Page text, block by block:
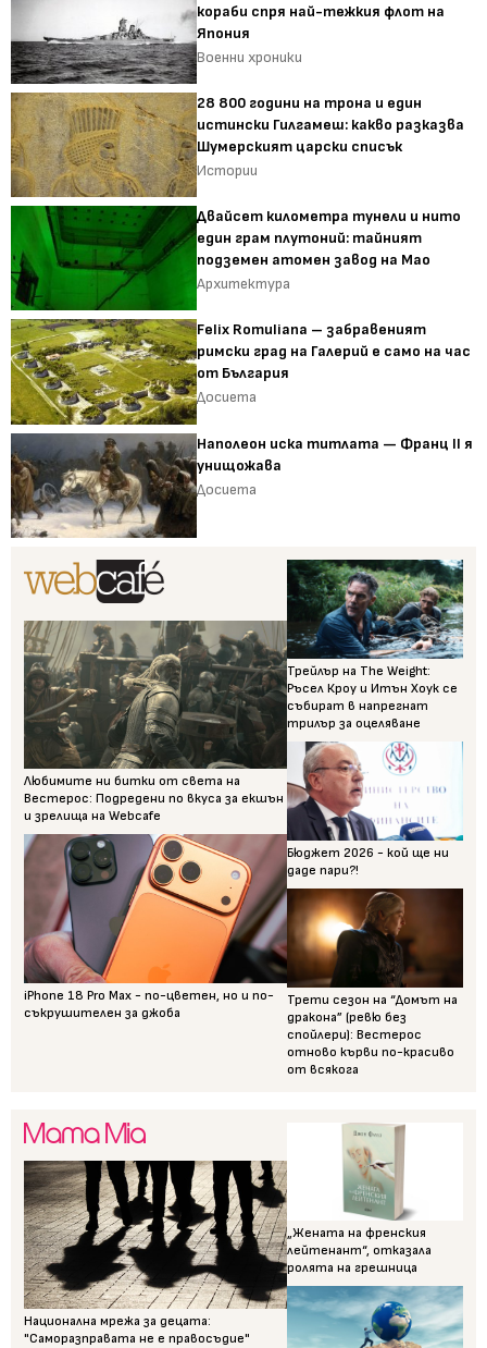
кораби спря най-тежкия флот на
Япония
Военни хроники
28 800 години на трона и един
истински Гилгамеш: какво разказва
Шумерският царски списък
Истории
Двайсет километра тунели и нито
един грам плутоний: тайният
подземен атомен завод на Мао
Архитектура
Felix Romuliana – забравеният
римски град на Галерий е само на час
от България
Досиета
Наполеон иска титлата — Франц II я
унищожава
Досиета
Любимите ни битки от света на
Вестерос: Подредени по вкуса за екшън
и зрелища на Webcafe
iPhone 18 Pro Max - по-цветен, но и по-
съкрушителен за джоба
Трейлър на The Weight:
Ръсел Кроу и Итън Хоук се
събират в напрегнат
трилър за оцеляване
Бюджет 2026 - кой ще ни
даде пари?!
Трети сезон на “Домът на
дракона” (ревю без
спойлери): Вестерос
отново кърви по-красиво
от всякога
Национална мрежа за децата:
"Саморазправата не е правосъдие"
„Жената на френския
лейтенант“, отказала
ролята на грешница